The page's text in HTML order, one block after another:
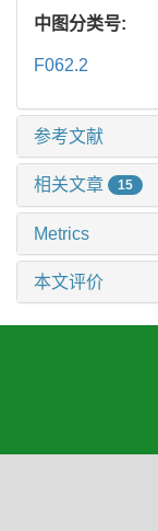
中图分类号:
F062.2
参考文献
相关文章 15
Metrics
本文评价